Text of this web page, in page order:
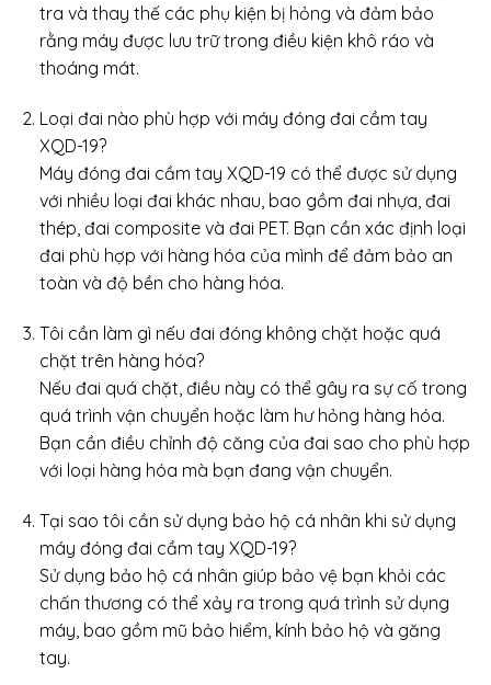
tra và thay thế các phụ kiện bị hỏng và đảm bảo
rằng máy được lưu trữ trong điều kiện khô ráo và
thoáng mát.
Loại đai nào phù hợp với máy đóng đai cầm tay
XQD-19?
Máy đóng đai cầm tay XQD-19 có thể được sử dụng
với nhiều loại đai khác nhau, bao gồm đai nhựa, đai
thép, đai composite và đai PET. Bạn cần xác định loại
đai phù hợp với hàng hóa của mình để đảm bảo an
toàn và độ bền cho hàng hóa.
Tôi cần làm gì nếu đai đóng không chặt hoặc quá
chặt trên hàng hóa?
Nếu đai quá chặt, điều này có thể gây ra sự cố trong
quá trình vận chuyển hoặc làm hư hỏng hàng hóa.
Bạn cần điều chỉnh độ căng của đai sao cho phù hợp
với loại hàng hóa mà bạn đang vận chuyển.
Tại sao tôi cần sử dụng bảo hộ cá nhân khi sử dụng
máy đóng đai cầm tay XQD-19?
Sử dụng bảo hộ cá nhân giúp bảo vệ bạn khỏi các
chấn thương có thể xảy ra trong quá trình sử dụng
máy, bao gồm mũ bảo hiểm, kính bảo hộ và găng
tay.